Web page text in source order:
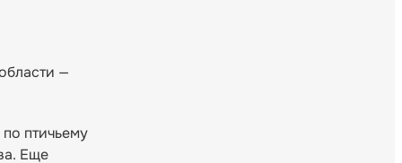
—
птичьему
Еще